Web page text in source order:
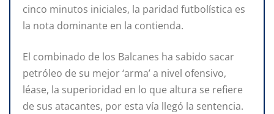
cinco minutos iniciales, la paridad futbolística es
la nota dominante en la contienda.
El combinado de los Balcanes ha sabido sacar
petróleo de su mejor ‘arma’ a nivel ofensivo,
léase, la superioridad en lo que altura se refiere
de sus atacantes, por esta vía llegó la sentencia.